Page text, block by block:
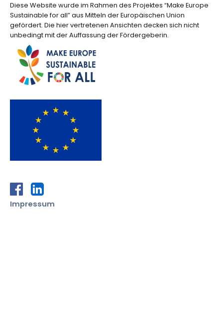
Diese Website wurde im Rahmen des Projektes “Make Europe
Sustainable for all” aus Mitteln der Europäischen Union
gefördert. Die hier vertretenen Ansichten decken sich nicht
unbedingt mit der Auffassung der Fördergeberin.
zur Facebook-Seite von SDGwatch Austria
zur LinkedIn-Seite von SDGwatch Austria
Impressum